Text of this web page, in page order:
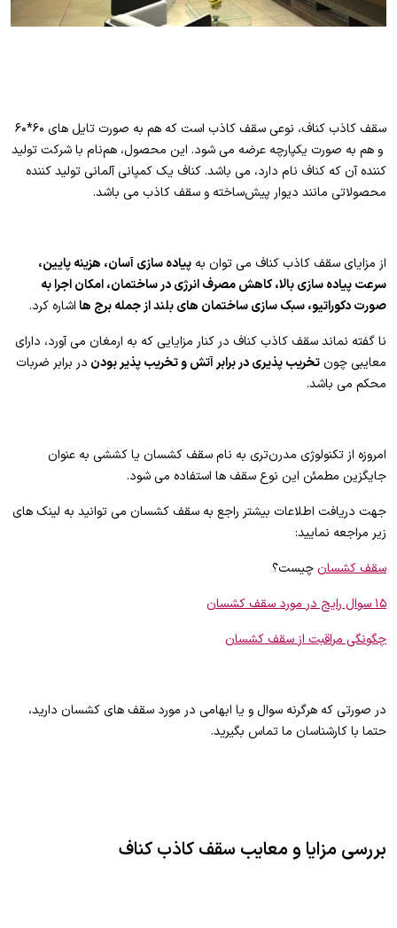
سقف کاذب کناف، نوعی سقف کاذب است که هم به صورت تایل های ۶۰*۶۰
و هم به صورت یکپارچه عرضه می شود. این محصول، هم‌نام با شرکت تولید
کننده آن که کناف نام دارد، می باشد. کناف یک کمپانی آلمانی تولید کننده
محصولاتی مانند دیوار پیش‌ساخته و سقف کاذب می باشد.
از مزایای سقف کاذب کناف می توان به پیاده سازی آسان، هزینه پایین،
سرعت پیاده سازی بالا، کاهش مصرف انرژی در ساختمان، امکان اجرا به
صورت دکوراتیو، سبک سازی ساختمان های بلند از جمله برج هااشاره کرد.
نا گفته نماند سقف کاذب کناف در کنار مزایایی که به ارمغان می آورد، دارای
معایبی چونتخریب پذیری در برابر آتش و تخریب پذیر بودن در برابر ضربات
محکم می باشد.
امروزه از تکنولوژی مدرن‌تری به نام سقف کشسان یا کششی به عنوان
جایگزین مطمئن این نوع سقف ها استفاده می شود.
جهت دریافت اطلاعات بیشتر راجع به سقف کشسان می توانید به لینک های
زیر مراجعه نمایید:
سقف کشسانچیست؟
۱۵ سوال رایج در مورد سقف کشسان
چگونگی مراقبت از سقف کشسان
در صورتی که هرگرنه سوال و یا ابهامی در مورد سقف های کشسان دارید،
حتما با کارشناسان ما تماس بگیرید.
بررسی مزایا و معایب سقف کاذب کناف